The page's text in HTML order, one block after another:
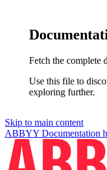
Fetch the complete
Use this file to
exploring further.
Skip to main content
ABBYY Documentation